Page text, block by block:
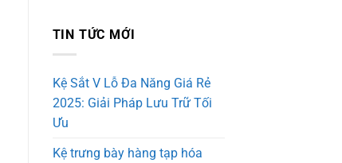
TIN TỨC MỚI
Kệ Sắt V Lỗ Đa Năng Giá Rẻ
2025: Giải Pháp Lưu Trữ Tối
Ưu
Kệ trưng bày hàng tạp hóa